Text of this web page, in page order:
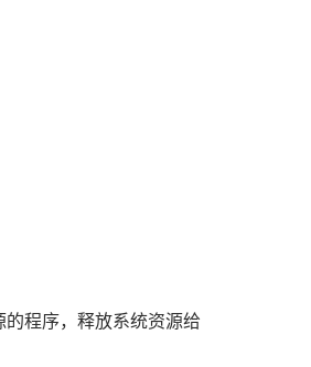
的程序，释放系统资源给